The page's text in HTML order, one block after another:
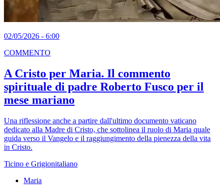
02/05/2026 - 6:00
COMMENTO
A Cristo per Maria. Il commento
spirituale di padre Roberto Fusco per il
mese mariano
Una riflessione anche a partire dall'ultimo documento vaticano
dedicato alla Madre di Cristo, che sottolinea il ruolo di Maria quale
guida verso il Vangelo e il raggiungimento della pienezza della vita
in Cristo.
Ticino e Grigionitaliano
Maria